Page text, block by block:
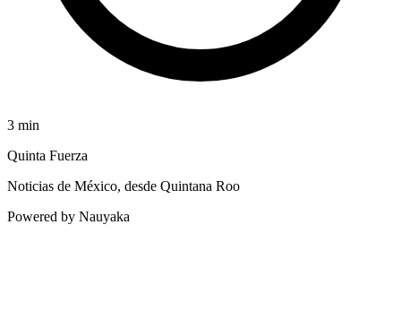
3 min
Quinta Fuerza
Noticias de México, desde Quintana Roo
Powered by Nauyaka